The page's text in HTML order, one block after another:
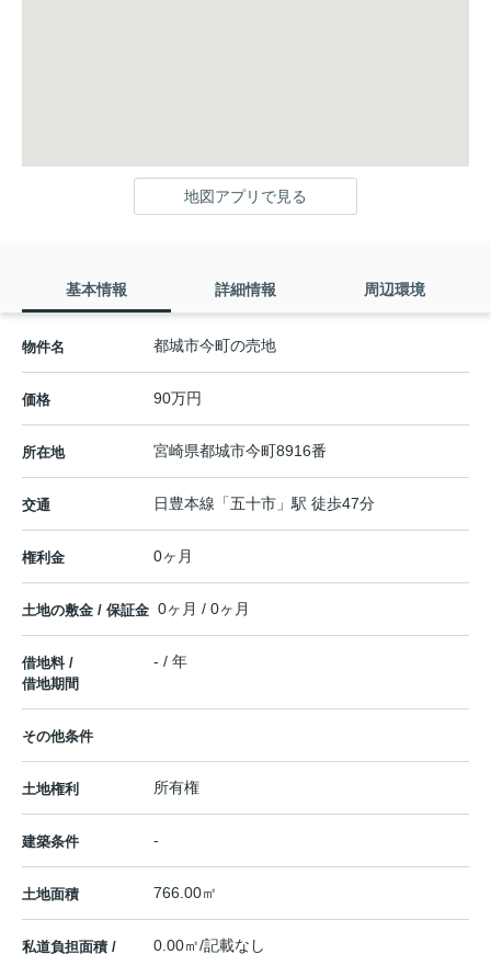
地図アプリで見る
基本情報 詳細情報 周辺環境
物件名 都城市今町の売地
価格 90万円
所在地 宮崎県都城市今町8916番
交通 日豊本線 「五十市 」駅 徒歩47分
権利金 0ヶ月
土地の敷金 / 保証金 0ヶ月 / 0ヶ月
借地料 /
借地期間
- / 年
その他条件
土地権利 所有権
建築条件 -
土地面積 766.00㎡
私道負担面積 / 0.00㎡/記載なし